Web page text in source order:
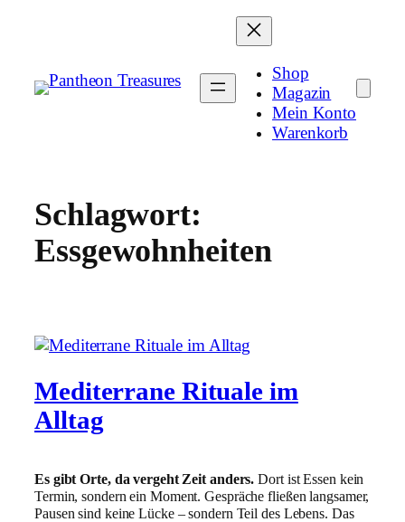
Shop
Magazin
Mein Konto
Warenkorb
Schlagwort:
Essgewohnheiten
Mediterrane Rituale im
Alltag
Es gibt Orte, da vergeht Zeit anders. Dort ist Essen kein
Termin, sondern ein Moment. Gespräche fließen langsamer,
Pausen sind keine Lücke – sondern Teil des Lebens. Das